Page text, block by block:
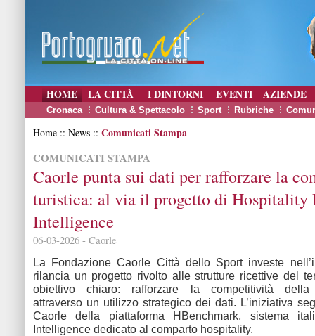
HOME LA CITTÀ I DINTORNI EVENTI AZIENDE
Cronaca Cultura & Spettacolo Sport Rubriche
Home :: News :: Comunicati Stampa
COMUNICATI STAMPA
Caorle punta sui dati per rafforzare la
turistica: al via il progetto di Hospitality
Intelligence
06-03-2026 - Caorle
La Fondazione Caorle Città dello Sport investe
rilancia un progetto rivolto alle strutture ricettive del
obiettivo chiaro: rafforzare la competitività della
attraverso un utilizzo strategico dei dati. L’iniziativa
Caorle della piattaforma HBenchmark, sistema
Intelligence dedicato al comparto hospitality.